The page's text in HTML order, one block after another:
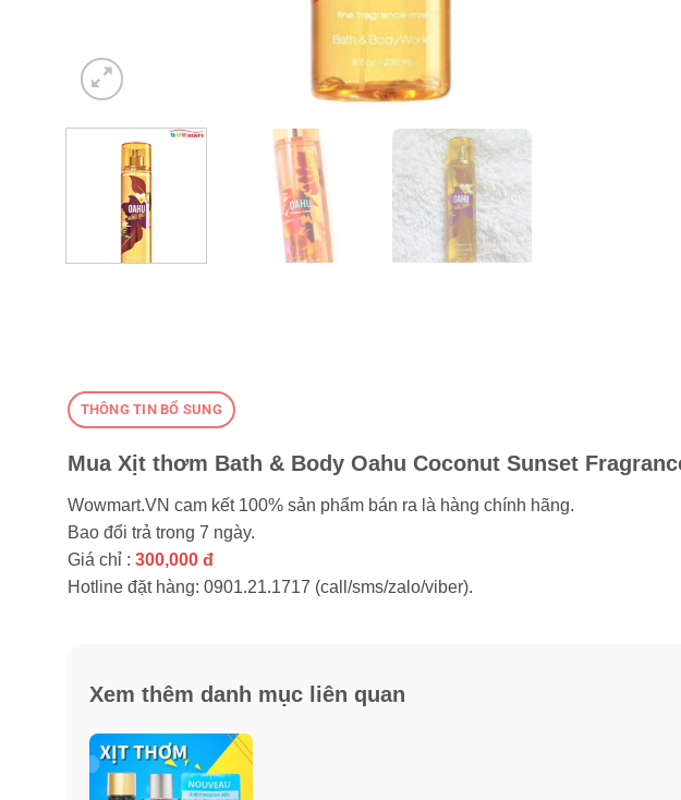
THÔNG TIN BỔ SUNG
Mua Xịt thơm Bath & Body Oahu Coconut Sunset
Wowmart.VN cam kết 100% sản phẩm bán ra là hàng chính hãng.
Bao đổi trả trong 7 ngày.
Giá chỉ : 300,000 đ
Hotline đặt hàng: 0901.21.1717 (call/sms/zalo/viber).
Xem thêm danh mục liên quan